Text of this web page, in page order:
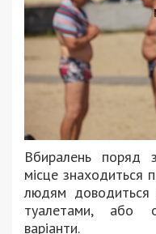
Вбиралень поряд
місце знаходиться
людям доводиться
туалетами, або
варіанти.